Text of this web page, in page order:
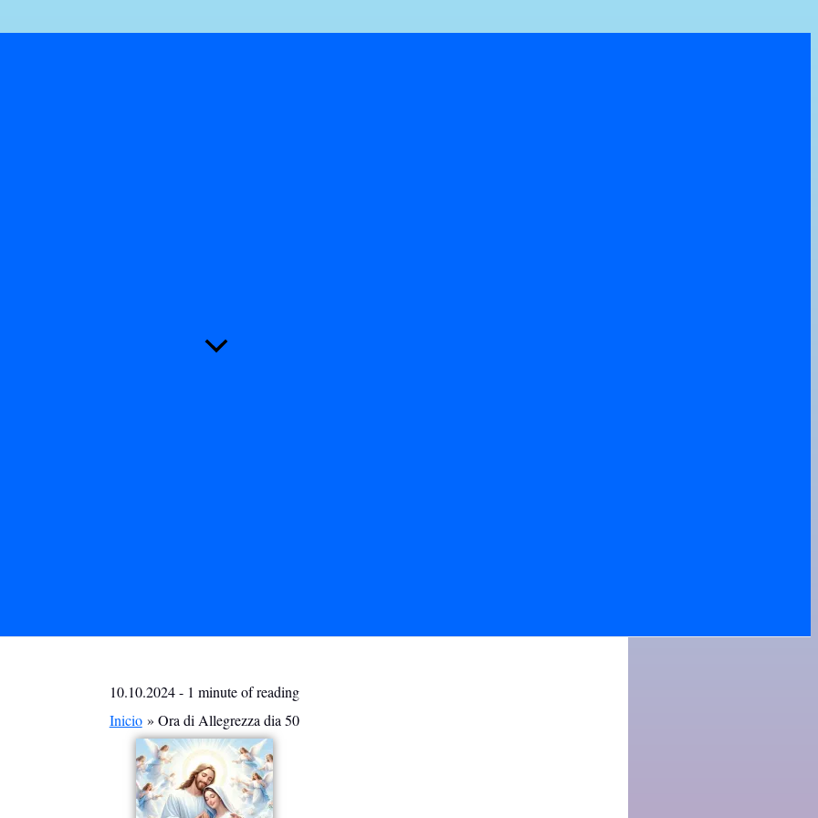
10.10.2024- 1 minute of reading
Inicio
Ora di Allegrezza dia 50